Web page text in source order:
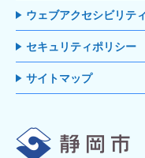
ウェブアクセシビリテ
セキュリティポリシー
サイトマップ